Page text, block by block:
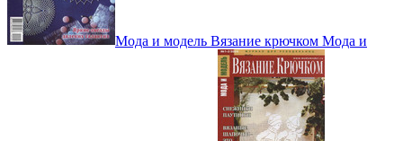
Мода и модель Вязание крючком Мода и